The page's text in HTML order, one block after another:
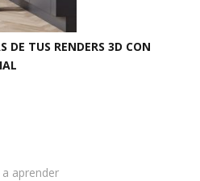
DE TUS RENDERS 3D CON
a aprender